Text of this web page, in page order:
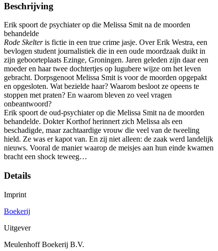
Beschrijving
Erik spoort de psychiater op die Melissa Smit na de moorden
behandelde
Rode Skelteris fictie in een true crime jasje. Over Erik Westra, een
bevlogen student journalistiek die in een oude moordzaak duikt in
zijn geboorteplaats Ezinge, Groningen. Jaren geleden zijn daar een
moeder en haar twee dochtertjes op lugubere wijze om het leven
gebracht. Dorpsgenoot Melissa Smit is voor de moorden opgepakt
en opgesloten. Wat bezielde haar? Waarom besloot ze opeens te
stoppen met praten? En waarom bleven zo veel vragen
onbeantwoord?
Erik spoort de oud-psychiater op die Melissa Smit na de moorden
behandelde. Dokter Korthof herinnert zich Melissa als een
beschadigde, maar zachtaardige vrouw die veel van de tweeling
hield. Ze was er kapot van. En zij niet alleen: de zaak werd landelijk
nieuws. Vooral de manier waarop de meisjes aan hun einde kwamen
bracht een shock teweeg…
Details
Imprint
Boekerij
Uitgever
Meulenhoff Boekerij B.V.